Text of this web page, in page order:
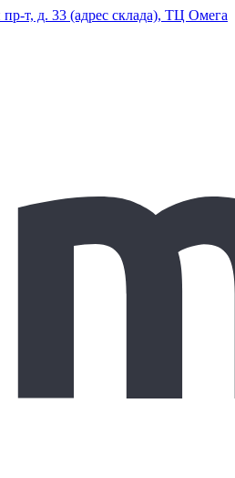
т, д. 33 (адрес склада), ТЦ Омега